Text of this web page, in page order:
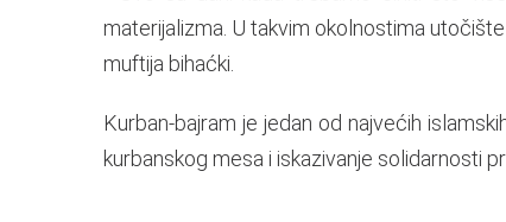
materijalizma. U takvim okolnostima
muftija bihaćki.
Kurban-bajram je jedan od najvećih
kurbanskog mesa i iskazivanje solidarnosti